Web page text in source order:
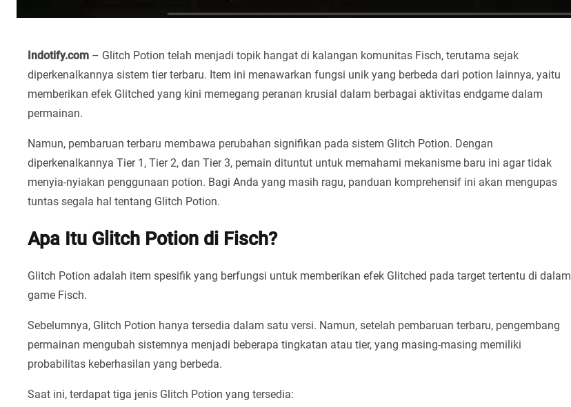
Indotify.com – Glitch Potion telah menjadi topik hangat di kalangan komunitas Fisch, terutama sejak
diperkenalkannya sistem tier terbaru. Item ini menawarkan fungsi unik yang berbeda dari potion lainnya, yaitu
memberikan efek Glitched yang kini memegang peranan krusial dalam berbagai aktivitas endgame dalam
permainan.
Namun, pembaruan terbaru membawa perubahan signifikan pada sistem Glitch Potion. Dengan
diperkenalkannya Tier 1, Tier 2, dan Tier 3, pemain dituntut untuk memahami mekanisme baru ini agar tidak
menyia-nyiakan penggunaan potion. Bagi Anda yang masih ragu, panduan komprehensif ini akan mengupas
tuntas segala hal tentang Glitch Potion.
Apa Itu Glitch Potion di Fisch?
Glitch Potion adalah item spesifik yang berfungsi untuk memberikan efek Glitched pada target tertentu di dalam
game Fisch.
Sebelumnya, Glitch Potion hanya tersedia dalam satu versi. Namun, setelah pembaruan terbaru, pengembang
permainan mengubah sistemnya menjadi beberapa tingkatan atau tier, yang masing-masing memiliki
probabilitas keberhasilan yang berbeda.
Saat ini, terdapat tiga jenis Glitch Potion yang tersedia: